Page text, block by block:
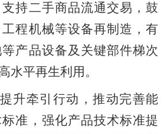
持二手商品流通交易，鼓
程机械等设备再制造，有
产品设备及关键部件梯次
水平再生利用 。
升牵引行动，推动完善能
准，强化产品技术标准提